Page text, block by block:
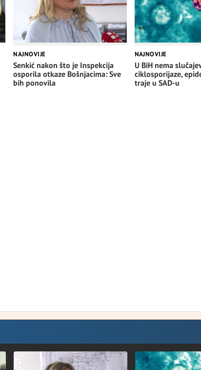
NAJNOVIJE
Senkić nakon što je Inspekcija
osporila otkaze Bošnjacima: Sve
bih ponovila
NAJNOVIJE
U BiH nema
ciklosporijaze,
traje u SAD-u